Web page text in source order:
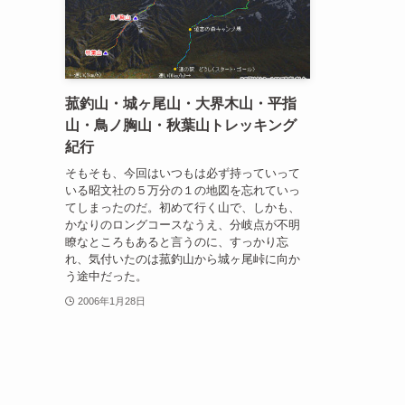
菰釣山・城ヶ尾山・大界木山・平指
山・鳥ノ胸山・秋葉山トレッキング
紀行
そもそも、今回はいつもは必ず持っていって
いる昭文社の５万分の１の地図を忘れていっ
てしまったのだ。初めて行く山で、しかも、
かなりのロングコースなうえ、分岐点が不明
瞭なところもあると言うのに、すっかり忘
れ、気付いたのは菰釣山から城ヶ尾峠に向か
う途中だった。
2006年1月28日